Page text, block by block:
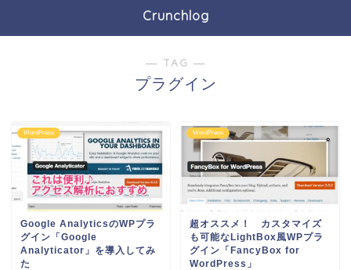
Crunchlog
― TAG ―
プラグイン
WordPress
Google AnalyticsのWPプラ
グイン「Google
Analyticator」を導入してみ
た
WordPress
超オススメ！ カスタマイズ
も可能なLightBox風WPプラ
グイン「FancyBox for
WordPress」